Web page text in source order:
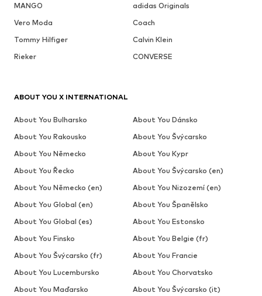
MANGO
adidas Originals
Vero Moda
Coach
Tommy Hilfiger
Calvin Klein
Rieker
CONVERSE
ABOUT YOU X INTERNATIONAL
About You Bulharsko
About You Dánsko
About You Rakousko
About You Švýcarsko
About You Německo
About You Kypr
About You Řecko
About You Švýcarsko (en)
About You Německo (en)
About You Nizozemí (en)
About You Global (en)
About You Španělsko
About You Global (es)
About You Estonsko
About You Finsko
About You Belgie (fr)
About You Švýcarsko (fr)
About You Francie
About You Lucembursko
About You Chorvatsko
About You Maďarsko
About You Švýcarsko (it)